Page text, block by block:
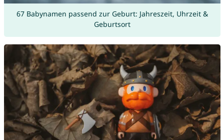
67 Babynamen passend zur Geburt: Jahreszeit, Uhrzeit &
Geburtsort